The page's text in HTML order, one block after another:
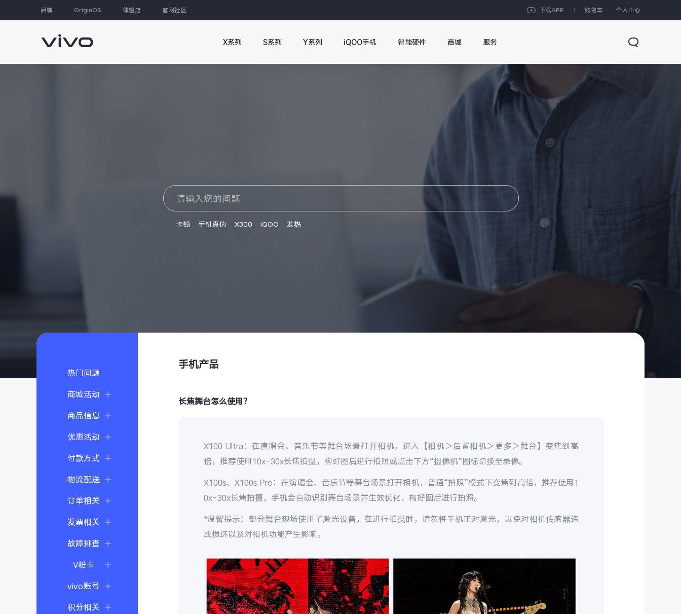
品牌 OriginOS 体验店 官网社区 下载APP 购物车 个人中心
X系列 S系列 Y系列 iQOO手机 智能硬件 商城 服务
卡顿 手机真伪 X300 iQOO 发热
热门问题
商城活动
商品信息
优惠活动
付款方式
物流配送
订单相关
发票相关
故障排查
V粉卡
vivo账号
积分相关
手机产品
长焦舞台怎么使用？
X100 Ultra ：在演唱会、音乐节等舞台场景打开相机，进入【相机 ＞后置相机＞ 更多＞ 舞台】变焦到高
倍，推荐使用 10x-30x长焦拍摄，构好图后进行拍照或点击下方“摄像机”图标切换至录像。
X100s、X100s Pro ：在演唱会、音乐节等舞台场景打开相机，普通“拍照”模式下变焦到高倍，推荐使用 1
0x-30x长焦拍摄，手机会自动识别舞台场景并生效优化，构好图后进行拍照。
*温馨提示：部分舞台现场使用了激光设备，在进行拍摄时，请勿将手机正对激光，以免对相机传感器造
成损坏以及对相机功能产生影响。